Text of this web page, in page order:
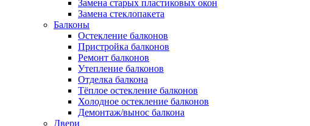
Замена старых пластиковых окон
Замена стеклопакета
Балконы
Остекление балконов
Пристройка балконов
Ремонт балконов
Утепление балконов
Отделка балкона
Тёплое остекление балконов
Холодное остекление балконов
Демонтаж/вынос балкона
Двери